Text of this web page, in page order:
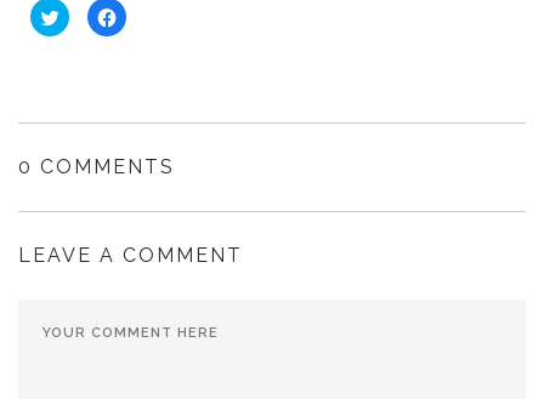
Haz
clic
en
ventana
nueva)
Haz
clic
en
ventana
nueva)
0 COMMENTS
LEAVE A COMMENT